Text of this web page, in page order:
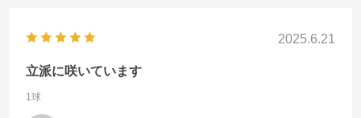
2025.6.21
立派に咲いています
1球